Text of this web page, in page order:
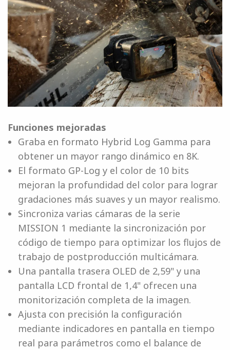
Funciones mejoradas
Graba en formato Hybrid Log Gamma para
obtener un mayor rango dinámico en 8K.
El formato GP-Log y el color de 10 bits
mejoran la profundidad del color para lograr
gradaciones más suaves y un mayor realismo.
Sincroniza varias cámaras de la serie
MISSION 1 mediante la sincronización por
código de tiempo para optimizar los flujos de
trabajo de postproducción multicámara.
Una pantalla trasera OLED de 2,59" y una
pantalla LCD frontal de 1,4" ofrecen una
monitorización completa de la imagen.
Ajusta con precisión la configuración
mediante indicadores en pantalla en tiempo
real para parámetros como el balance de